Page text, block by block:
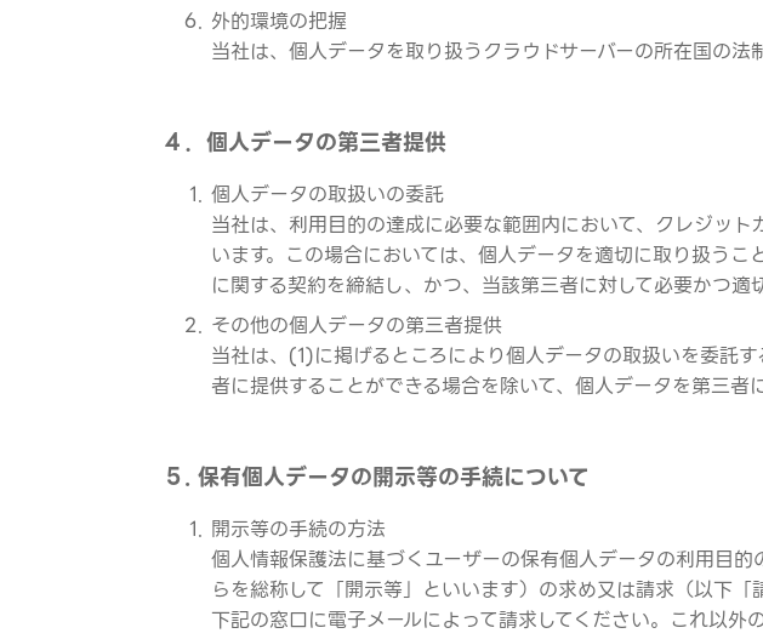
外的環境の把握
当社は、個人データを取り扱うクラウドサーバーの所在国の法
４．個人データの第三者提供
個人データの取扱いの委託
当社は、利用目的の達成に必要な範囲内において、クレジッ
います。この場合においては、個人データを適切に取り扱う
に関する契約を締結し、かつ、当該第三者に対して必要かつ適
その他の個人データの第三者提供
当社は、(1)に掲げるところにより個人データの取扱いを委託
者に提供することができる場合を除いて、個人データを第三者
５. 保有個人データの開示等の手続について
開示等の手続の方法
個人情報保護法に基づくユーザーの保有個人データの利用目
らを総称して「開示等」といいます）の求め又は請求（以下
下記の窓口に電子メールによって請求してください。これ以外